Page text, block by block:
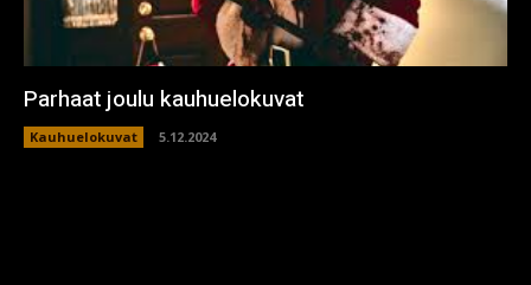
Parhaat joulu kauhuelokuvat
Kauhuelokuvat 5.12.2024